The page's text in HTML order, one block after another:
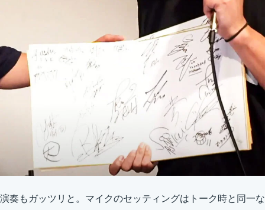
演奏もガッツリと。マイクのセッティングはトーク時と同一な